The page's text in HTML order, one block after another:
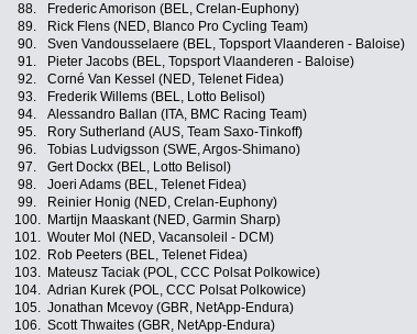
88.
Frederic Amorison (BEL, Crelan-Euphony)
89.
Rick Flens (NED, Blanco Pro Cycling Team)
90.
Sven Vandousselaere (BEL, Topsport Vlaanderen - Baloise)
91.
Pieter Jacobs (BEL, Topsport Vlaanderen - Baloise)
92.
Corné Van Kessel (NED, Telenet Fidea)
93.
Frederik Willems (BEL, Lotto Belisol)
94.
Alessandro Ballan (ITA, BMC Racing Team)
95.
Rory Sutherland (AUS, Team Saxo-Tinkoff)
96.
Tobias Ludvigsson (SWE, Argos-Shimano)
97.
Gert Dockx (BEL, Lotto Belisol)
98.
Joeri Adams (BEL, Telenet Fidea)
99.
Reinier Honig (NED, Crelan-Euphony)
100.
Martijn Maaskant (NED, Garmin Sharp)
101. Wouter Mol (NED, Vacansoleil - DCM)
102.
Rob Peeters (BEL, Telenet Fidea)
103.
Mateusz Taciak (POL, CCC Polsat Polkowice)
104. Adrian Kurek (POL, CCC Polsat Polkowice)
105. Jonathan Mcevoy (GBR, NetApp-Endura)
106. Scott Thwaites (GBR, NetApp-Endura)